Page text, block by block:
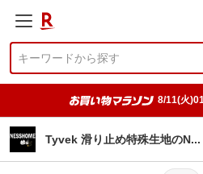
8/11(火
Tyvek 滑り止め特殊生地のN